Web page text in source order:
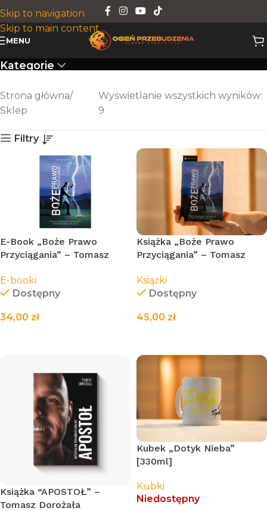
Skip to navigation
Skip to main content
MENU
Sklep
Kategorie
Strona główna
Sklep
Wyświetlanie wszystkich wyników:
9
Filtry
E-Book „Boże Prawo
Przyciągania” – Tomasz
E-booki
Dostępny
34,00 zł
Książka „Boże Prawo
Przyciągania” – Tomasz
Książki
Dostępny
45,00 zł
Książka “APOSTOŁ” –
Tomasz Dorożała
Kubek „Dotyk Nieba”
[330ml]
Kubki
Niedostępny